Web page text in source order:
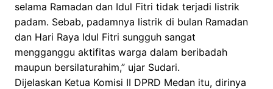
selama Ramadan dan Idul Fitri tidak terjadi listrik
padam. Sebab, padamnya listrik di bulan Ramadan
dan Hari Raya Idul Fitri sungguh sangat
mengganggu aktifitas warga dalam beribadah
maupun bersilaturahim,” ujar Sudari.
Dijelaskan Ketua Komisi II DPRD Medan itu, dirinya